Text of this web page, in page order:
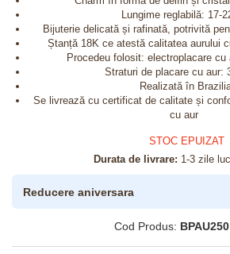
Lungime reglabilă: 17-
Bijuterie delicată și rafinată, potrivită
Ștanță 18K ce atestă calitatea aurului
Procedeu folosit: electroplacare cu
Straturi de placare cu aur:
Realizată în
Se livrează cu certificat de calitate și
cu aur
STOC EPUIZAT
Durata de livrare: 1-3 zile
Reducere aniversara
Cod Produs: BPAU250